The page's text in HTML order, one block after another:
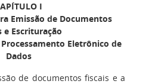
I
Emissão de Documentos
e Escrituração
Eletrônico de
Dados
de documentos fiscais e a